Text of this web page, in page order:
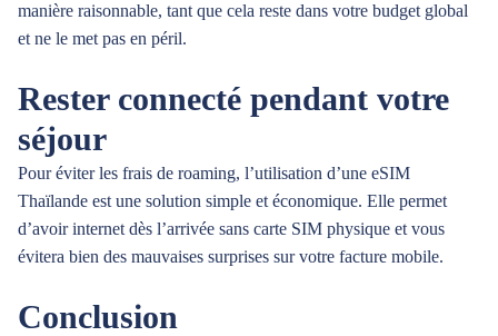
manière raisonnable, tant que cela reste dans votre budget global
et ne le met pas en péril.
Rester connecté pendant votre
séjour
Pour éviter les frais de roaming, l’utilisation d’une eSIM
Thaïlande est une solution simple et économique. Elle permet
d’avoir internet dès l’arrivée sans carte SIM physique et vous
évitera bien des mauvaises surprises sur votre facture mobile.
Conclusion